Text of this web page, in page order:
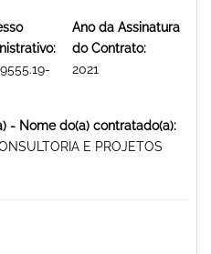
Ano da Assinatura
do Contrato:
2021
- Nome do(a) contratado(a):
E PROJETOS